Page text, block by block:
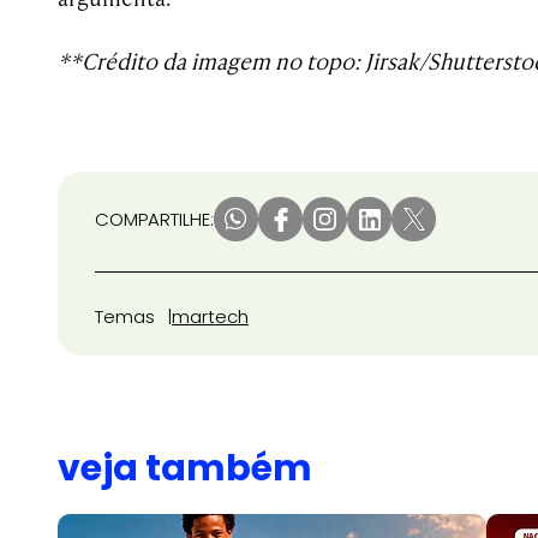
**Crédito da imagem no topo: Jirsak/
COMPARTILHE:
Temas martech
veja também